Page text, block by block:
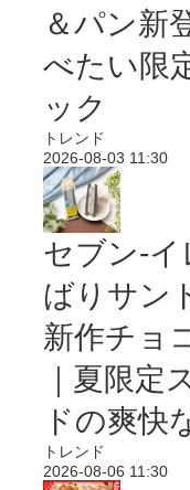
＆パン新
べたい限
ック
トレンド
2026-08-03 11:30
セブン‐イ
ばりサン
新作チョ
｜夏限定
ドの爽快
トレンド
2026-08-06 11:30